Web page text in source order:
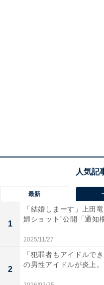
最新
1
「結婚しまーす」上田
婦ショット”公開「通知
2025/11/27
2
「犯罪者もアイドルで
の男性アイドルが炎上